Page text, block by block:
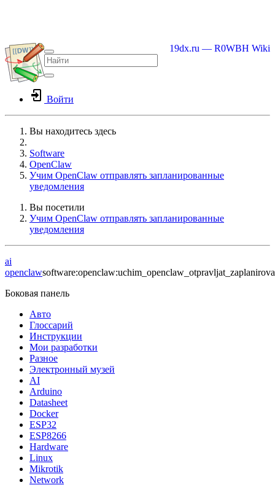
19dx.ru — R0WBH Wiki
Войти
Вы находитесь здесь
Software
OpenClaw
Учим OpenClaw отправлять запланированные
уведомления
Вы посетили
Учим OpenClaw отправлять запланированные
уведомления
ai
openclaw
Боковая панель
Авто
Глоссарий
Инструкции
Мои разработки
Разное
Электронный музей
AI
Arduino
Datasheet
Docker
ESP32
ESP8266
Hardware
Linux
Mikrotik
Network